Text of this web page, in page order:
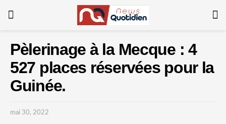
Pèlerinage à la Mecque : 4
527 places réservées pour la
Guinée.
mai 30, 2022